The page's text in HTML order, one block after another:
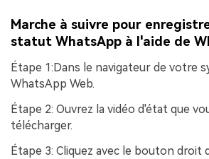
Marche à suivre pour
statut WhatsApp à l'aide de
Étape 1 :Dans le navigateur de votre
WhatsApp Web.
Étape 2: Ouvrez la vidéo d'état que
télécharger.
Étape 3: Cliquez avec le bouton droit